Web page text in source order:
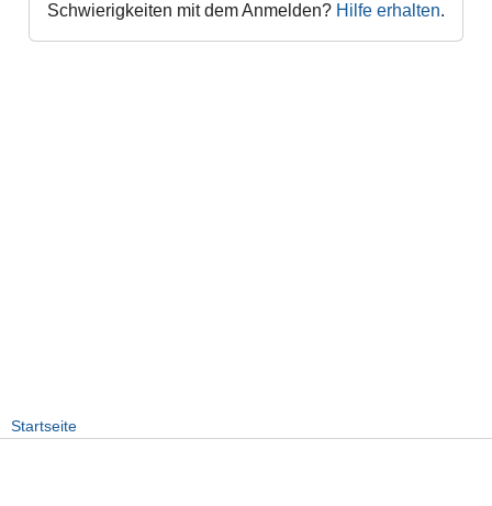
Schwierigkeiten mit dem Anmelden? Hilfe erhalten.
Startseite